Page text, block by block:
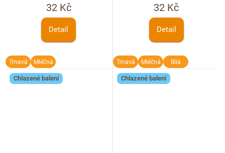
32 Kč
Detail
Tmavá Mléčná
32 Kč
Detail
Tmavá Mléčná Bílá
Chlazené balení Chlazené balení